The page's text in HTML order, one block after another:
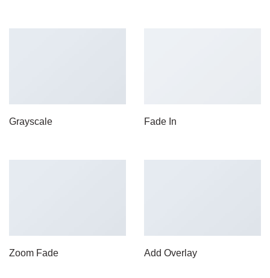
Grayscale Fade In
Zoom Fade Add Overlay